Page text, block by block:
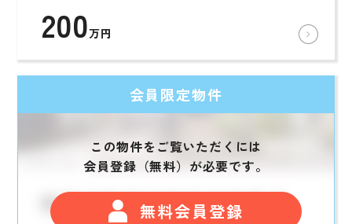
200万円
会員限定物件
この物件をご覧いただくには
会員登録（無料）が必要です。
無料会員登録